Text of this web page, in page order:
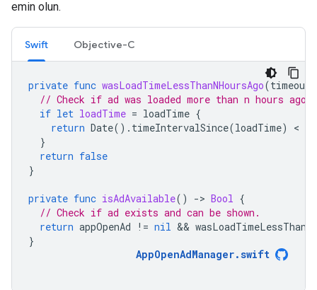
emin olun.
Swift Objective-C
private func wasLoadTimeLessThanNHoursAgo(
// Check if ad was loaded more than n hours ago.
if let loadTime = loadTime {
return Date(). timeIntervalSince(loadTime) <
}
return false
}
private func isAdAvailable() -> Bool {
// Check if ad exists and can be shown.
return appOpenAd != nil &&
}
AppOpenAdManager.swift